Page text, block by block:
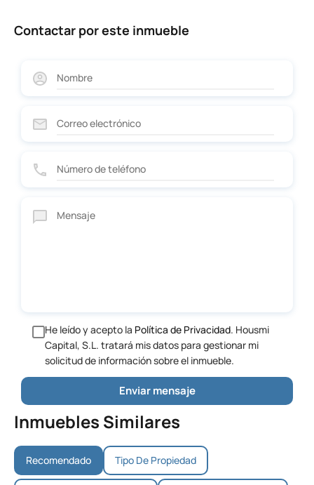
Contactar por este inmueble
He leído y acepto la Política de Privacidad. Housmi
Capital, S.L. tratará mis datos para gestionar mi
solicitud de información sobre el inmueble.
Inmuebles Similares
Recomendado Tipo De Propiedad